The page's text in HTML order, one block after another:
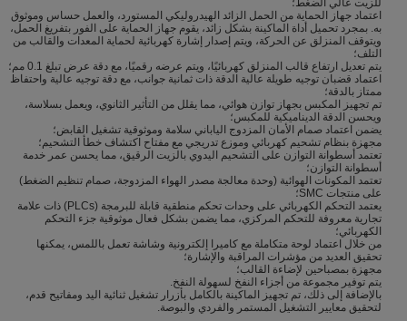
للزيت عالي الضغط؛
اعتماد جهاز الحماية من الحمل الزائد الهيدروليكي المستورد، والعمل حساس وموثوق
به. بمجرد تحميل أداة الماكينة بشكل زائد، يقوم جهاز الحماية على الفور بتفريغ الحمل،
ويتوقف المنزلق عن الحركة، ويتم إصدار إشارة كهربائية لحماية المعدات والقالب من
التلف؛
يتم تعديل ارتفاع قالب المنزلق كهربائيًا، ويتم عرضه رقميًا، مع دقة عرض تبلغ 0.1 مم؛
اعتماد قضبان توجيه طويلة عالية الدقة ذات ثمانية جوانب، مع دقة توجيه عالية واحتفاظ
ممتاز بالدقة؛
تم تجهيز المكبس بجهاز توازن هوائي، مما يقلل من التأثير الثانوي، ويعمل بسلاسة،
ويحسن الدقة الديناميكية للمكبس؛
يضمن اعتماد صمام الأمان المزدوج الياباني سلامة وموثوقية تشغيل القابض؛
مجهزة بنظام تشحيم كهربائي وموزع تدريجي مع مفتاح اكتشاف خطأ التشحيم؛
تعتمد أسطوانة التوازن على التشحيم اليدوي بالزيت الرقيق، مما يحسن عمر خدمة
أسطوانة التوازن؛
تعتمد المكونات الهوائية (وحدة معالجة مصدر الهواء المزدوجة، صمام تنظيم الضغط)
على منتجات SMC؛
يعتمد التحكم الكهربائي على وحدات تحكم منطقية قابلة للبرمجة (PLCs) ذات علامة
تجارية معروفة للتحكم المركزي، مما يضمن بشكل فعال موثوقية جزء التحكم
الكهربائي؛
من خلال اعتماد لوحة متكاملة مع كاميرا إلكترونية وشاشة تعمل باللمس، يمكنها
تحقيق العديد من مؤشرات المراقبة والإشارة؛
مجهزة بمصباحين لإضاءة القالب؛
يتم توفير مجموعة من أجزاء النفخ لسهولة النفخ.
بالإضافة إلى ذلك، تم تجهيز الماكينة بالكامل بأزرار تشغيل ثنائية اليد ومفاتيح قدم،
لتحقيق معايير التشغيل المستمر والفردي والبوصة.